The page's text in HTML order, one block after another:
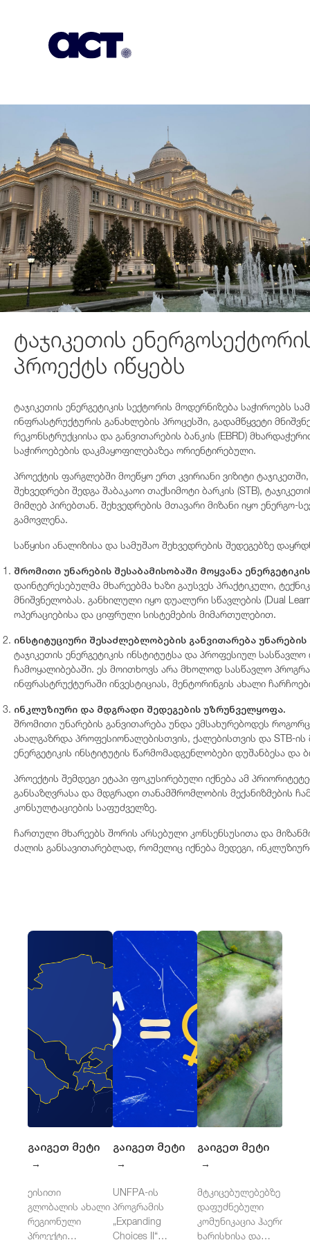
ტაჯიკეთის
პროექტს იწყებს
ტაჯიკეთის ენერგეტიკის სექტორის მოდერნიზება საჭიროებს
ინფრასტრუქტურის განახლების პროცესში, გადამწყვეტი
რეკონსტრუქციისა და განვითარების ბანკის (EBRD)
საჭიროებების დაკმაყოფილებაზეა ორიენტირებული.
პროექტის ფარგლებში მოეწყო ერთ კვირიანი ვიზიტი
შეხვედრები შედგა შაბაკაოი თაქსიმოტი ბარკის (STB),
მიმღებ პირებთან. შეხვედრების მთავარი მიზანი იყო
გამოვლენა.
საწყისი ანალიზისა და სამუშაო შეხვედრების შედეგებზე
შრომითი უნარების შესაბამისობაში მოყვანა
დაინტერესებულმა მხარეებმა ხაზი გაუსვეს პრაქტიკული,
მნიშვნელობას. განხილული იყო დუალური სწავლების (Dual
ოპერაციებისა და ციფრული სისტემების მიმართულებით.
ინსტიტუციური შესაძლებლობების განვითარება
ტაჯიკეთის ენერგეტიკის ინსტიტუტსა და პროფესიულ
ჩამოყალიბებაში. ეს მოითხოვს არა მხოლოდ სასწავლო
ინფრასტრუქტურაში ინვესტიციას, მენტორინგის ახალი
ინკლუზიური და მდგრადი შედეგების უზრუნველყოფა.
შრომითი უნარების განვითარება უნდა ემსახურებოდეს
ახალგაზრდა პროფესიონალებისთვის, ქალებისთვის და STB-
ენერგეტიკის ინსტიტუტის წარმომადგენლობები დუშანბესა და
პროექტის შემდეგი ეტაპი ფოკუსირებული იქნება ამ
განსაზღვრასა და მდგრადი თანამშრომლობის მექანიზმების
კონსულტაციების საფუძველზე.
ჩართული მხარეებს შორის არსებული კონსენსუსითა და
ძალის განსავითარებლად, რომელიც იქნება მედეგი,
გაიგეთ მეტი
→
ეისითი
გლობალის ახალი
რეგიონული
პროექტი
გაიგეთ მეტი
→
UNFPA-ის
პროგრამის
„Expanding
Choices II“
გაიგეთ მეტი
→
მტკიცებულებებზე
დაფუძნებული
კომუნიკაცია ჰაერის
ხარისხისა და